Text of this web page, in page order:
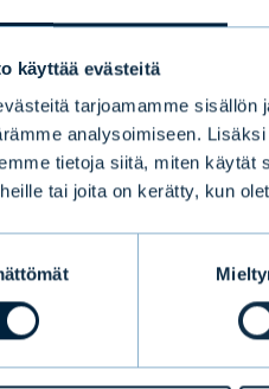
käyttää evästeitä
tarjoamamme sisällön
analysoimiseen.
tietoja siitä, miten käytät
tai joita on kerätty, kun